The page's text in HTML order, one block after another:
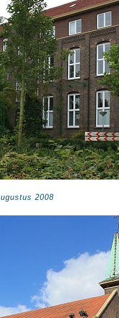
2008